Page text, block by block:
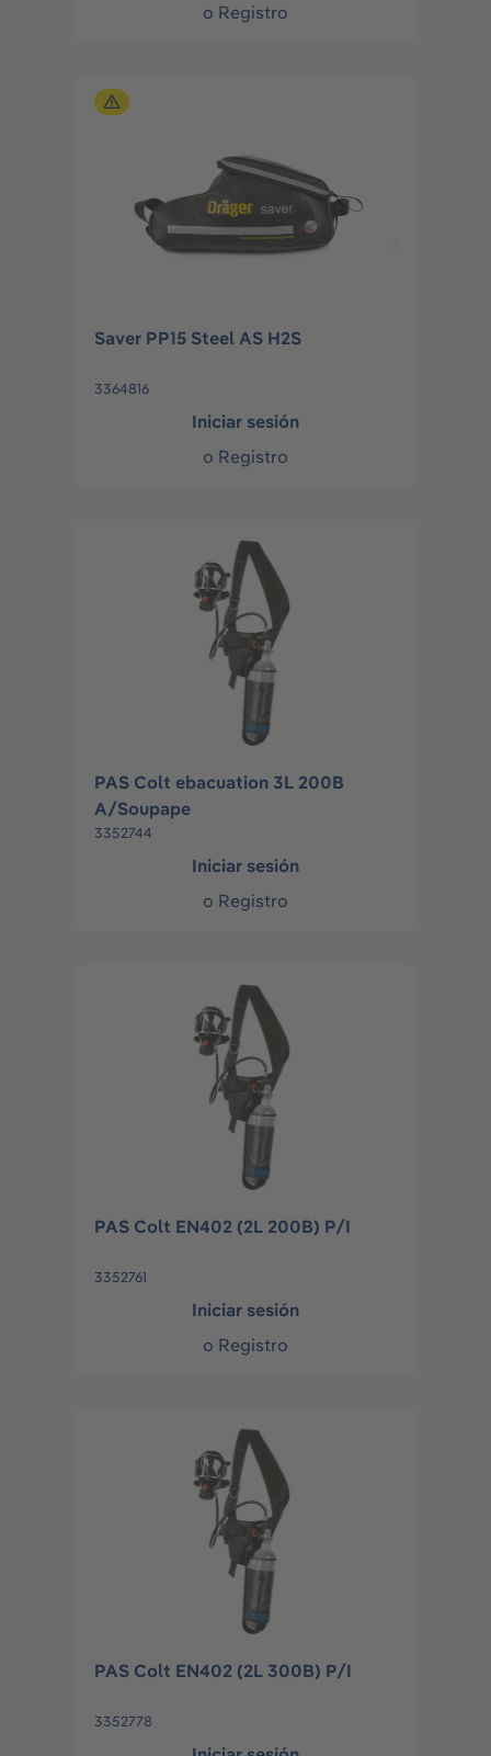
o Registro
Saver PP15 Steel AS H2S
3364816
Iniciar sesión
o Registro
PAS Colt ebacuation 3L 200B
A/Soupape
3352744
Iniciar sesión
o Registro
PAS Colt EN402 (2L 200B) P/I
3352761
Iniciar sesión
o Registro
PAS Colt EN402 (2L 300B) P/I
3352778